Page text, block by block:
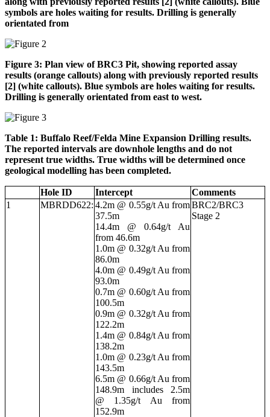
symbols are holes waiting for results. Drilling is generally
orientated from
Figure 3: Plan view of BRC3 Pit, showing reported assay
results (orange callouts) along with previously reported results
[2] (white callouts). Blue symbols are holes waiting for results.
Drilling is generally orientated from east to west.
Table 1: Buffalo Reef/Felda Mine Expansion Drilling results.
The reported intervals are downhole lengths and do not
represent true widths. True widths will be determined once
geological modelling has been completed.
Hole ID Intercept
Comments
1
MBRDD622: 4.2m @ 0.55g/t Au from
37.5m
14.4m @ 0.64g/t Au
from 46.6m
1.0m @ 0.32g/t Au from
86.0m
4.0m @ 0.49g/t Au from
93.0m
0.7m @ 0.60g/t Au from
100.5m
0.9m @ 0.32g/t Au from
122.2m
1.4m @ 0.84g/t Au from
138.2m
1.0m @ 0.23g/t Au from
143.5m
6.5m @ 0.66g/t Au from
148.9m includes 2.5m
@ 1.35g/t Au from
152.9m
BRC2/BRC3
Stage 2